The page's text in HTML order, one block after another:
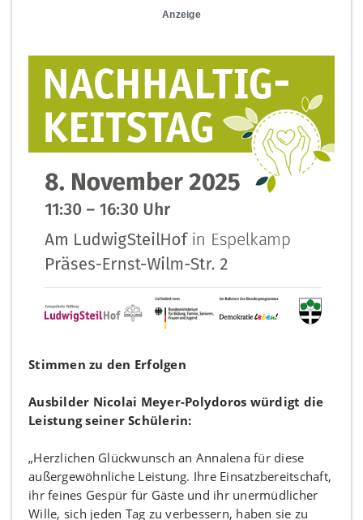
Anzeige
Stimmen zu den Erfolgen
Ausbilder Nicolai Meyer-Polydoros würdigt die
Leistung seiner Schülerin:
„Herzlichen Glückwunsch an Annalena für diese
außergewöhnliche Leistung. Ihre Einsatzbereitschaft,
ihr feines Gespür für Gäste und ihr unermüdlicher
Wille, sich jeden Tag zu verbessern, haben sie zu